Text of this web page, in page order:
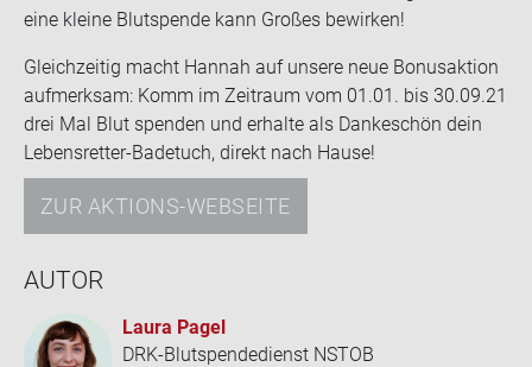
eine klei­ne Blut­spen­de kann Gro­ßes be­wir­ken!
Gleich­zei­tig macht Han­nah auf un­se­re neue Bo­nus­ak­ti­on
auf­merk­sam: Komm im Zeit­raum vom 01.01. bis 30.09.21
drei Mal Blut spen­den und er­hal­te als Dan­ke­schön dein
Lebensretter-​Badetuch, di­rekt nach Hause!
ZUR AKTIONS-WEBSEITE
AUTOR
Laura Pagel
DRK-Blutspendedienst NSTOB